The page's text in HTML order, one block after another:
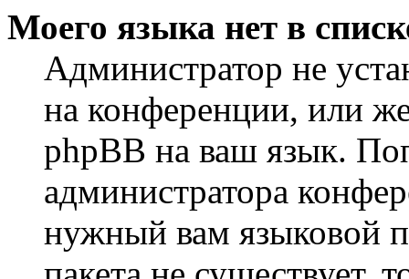
Моего языка нет в
Администратор не
на конференции, или
phpBB на ваш язык.
администратора
нужный вам языковой